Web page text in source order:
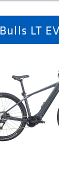
Bulls LT